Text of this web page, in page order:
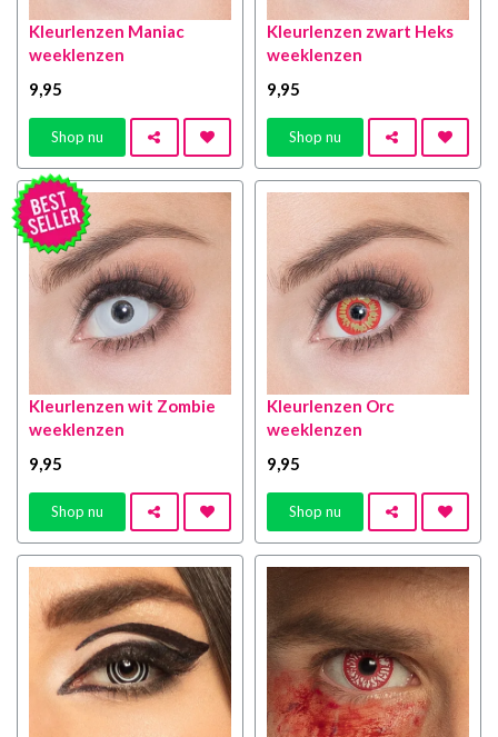
Kleurlenzen Maniac
weeklenzen
9,95
Shop nu
Kleurlenzen zwart Heks
weeklenzen
9,95
Shop nu
Kleurlenzen wit Zombie
weeklenzen
9,95
Shop nu
Kleurlenzen Orc
weeklenzen
9,95
Shop nu